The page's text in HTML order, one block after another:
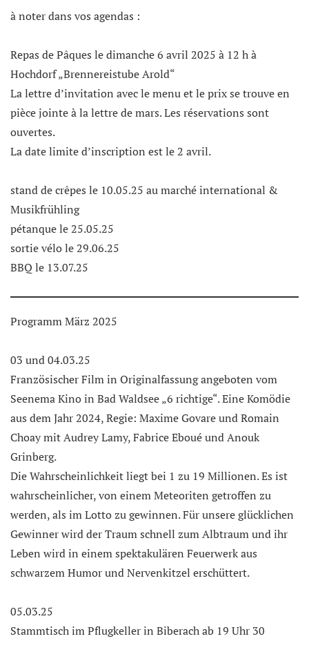
à noter dans vos agendas :
Repas de Pâques le dimanche 6 avril 2025 à 12 h à
Hochdorf „Brennereistube Arold“
La lettre d’invitation avec le menu et le prix se trouve en
pièce jointe à la lettre de mars. Les réservations sont
ouvertes.
La date limite d’inscription est le 2 avril.
stand de crêpes le 10.05.25 au marché international &
Musikfrühling
pétanque le 25.05.25
sortie vélo le 29.06.25
BBQ le 13.07.25
Programm März 2025
03 und 04.03.25
Französischer Film in Originalfassung angeboten vom
Seenema Kino in Bad Waldsee „6 richtige“. Eine Komödie
aus dem Jahr 2024, Regie: Maxime Govare und Romain
Choay mit Audrey Lamy, Fabrice Eboué und Anouk
Grinberg.
Die Wahrscheinlichkeit liegt bei 1 zu 19 Millionen. Es ist
wahrscheinlicher, von einem Meteoriten getroffen zu
werden, als im Lotto zu gewinnen. Für unsere glücklichen
Gewinner wird der Traum schnell zum Albtraum und ihr
Leben wird in einem spektakulären Feuerwerk aus
schwarzem Humor und Nervenkitzel erschüttert.
05.03.25
Stammtisch im Pflugkeller in Biberach ab 19 Uhr 30